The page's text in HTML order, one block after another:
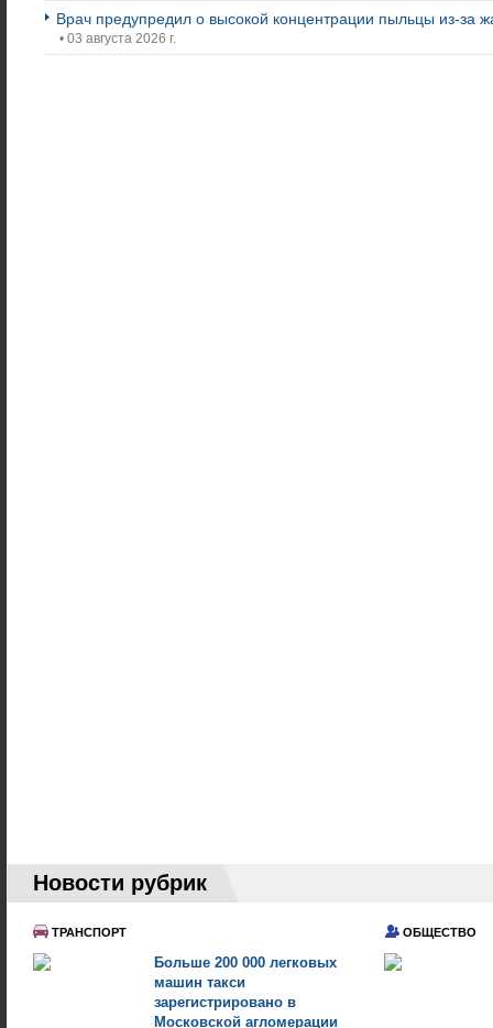
Врач предупредил о высокой концентрации пыльцы из-за
• 03 августа 2026 г.
Новости рубрик
ТРАНСПОРТ
Больше 200 000 легковых
машин такси
зарегистрировано в
Московской агломерации
ОБЩЕСТВО